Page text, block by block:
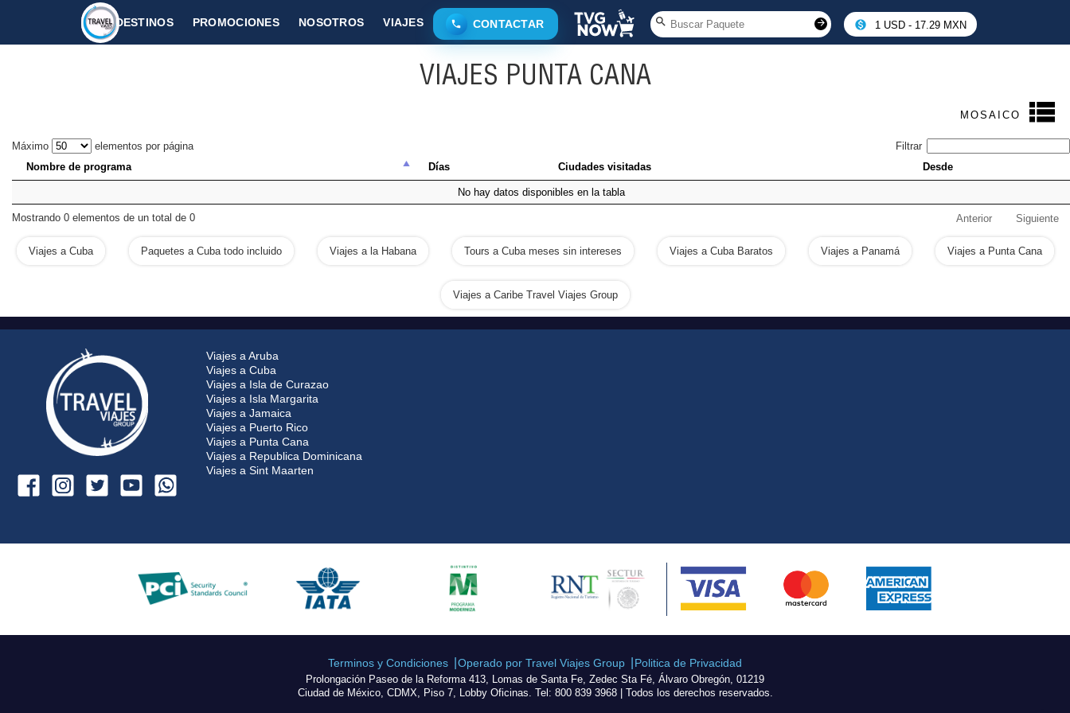
DESTINOS PROMOCIONES NOSOTROS VIAJES CONTACTAR 1 USD - 17.29 MXN
CARIBE PUNTA CANA
VIAJES PUNTA CANA
MOSAICO
Máximo elementos por página
Filtrar
Nombre de programa
Días Ciudades visitadas Desde
No hay datos disponibles en la tabla
Mostrando 0 elementos de un total de 0 Anterior Siguiente
Viajes a Cuba Paquetes a Cuba todo incluido Viajes a la Habana Tours a Cuba meses sin intereses Viajes a Cuba Baratos Viajes a Panamá Viajes a Punta Cana
Viajes a Caribe Travel Viajes Group
Viajes a Aruba
Viajes a Cuba
Viajes a Isla de Curazao
Viajes a Isla Margarita
Viajes a Jamaica
Viajes a Puerto Rico
Viajes a Punta Cana
Viajes a Republica Dominicana
Viajes a Sint Maarten
Terminos y Condiciones Operado por Travel Viajes Group Politica de Privacidad
Prolongación Paseo de la Reforma 413, Lomas de Santa Fe, Zedec Sta Fé, Álvaro Obregón, 01219
Ciudad de México, CDMX, Piso 7, Lobby Oficinas. Tel: 800 839 3968 | Todos los derechos reservados.